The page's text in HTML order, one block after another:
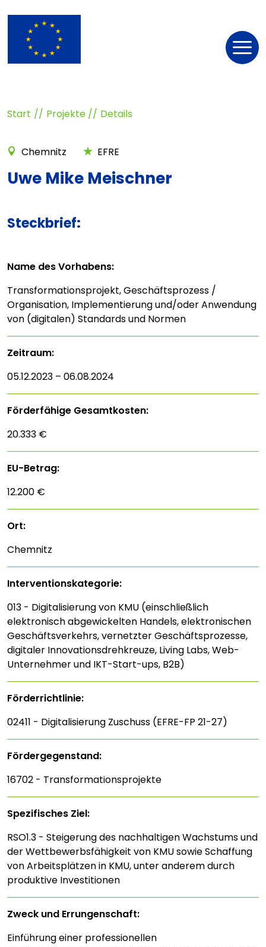
Start Projekte Details
Chemnitz EFRE
Uwe Mike Meischner
Steckbrief:
Name des Vorhabens:
Transformationsprojekt, Geschäftsprozess /
Organisation, Implementierung und/oder Anwendung
von (digitalen) Standards und Normen
Zeitraum:
05.12.2023 – 06.08.2024
Förderfähige Gesamtkosten:
20.333 €
EU-Betrag:
12.200 €
Ort:
Chemnitz
Interventions­kategorie:
013 - Digitalisierung von KMU (einschließlich
elektronisch abgewickelten Handels, elektronischen
Geschäftsverkehrs, vernetzter Geschäftsprozesse,
digitaler Innovationsdrehkreuze, Living Labs, Web-
Unternehmer und IKT-Start-ups, B2B)
Förderrichtlinie:
02411 - Digitalisierung Zuschuss (EFRE-FP 21-27)
Fördergegenstand:
16702 - Transformationsprojekte
Spezifisches Ziel:
RSO1.3 - Steigerung des nachhaltigen Wachstums und
der Wettbewerbsfähigkeit von KMU sowie Schaffung
von Arbeitsplätzen in KMU, unter anderem durch
produktive Investitionen
Zweck und Errungenschaft:
Einführung einer professionellen